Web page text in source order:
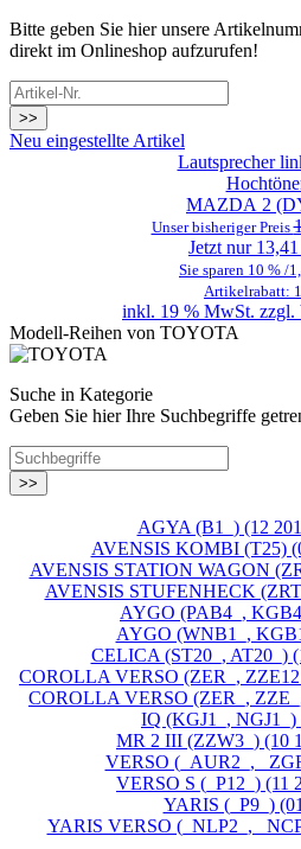
Bitte geben Sie hier unsere
direkt im Onlineshop aufzurufen!
>>
Neu eingestellte Artikel
Lautsprecher
MAZDA 2
Unser bisheriger Preis
Jetzt nur
Sie sparen 10 % /
Artikelrabatt:
inkl. 19 % MwSt. zzgl.
Modell-Reihen von TOYOTA
Suche in Kategorie
Geben Sie hier Ihre Suchbegriffe
>>
AGYA (B1_) (12
AVENSIS KOMBI (T25)
AVENSIS STATION WAGON
AVENSIS STUFENHECK
AYGO (PAB4_,
AYGO (WNB1_,
CELICA (ST20_, AT20_)
COROLLA VERSO (ZER_,
COROLLA VERSO (ZER_,
IQ (KGJ1_, NGJ1_)
MR 2 III (ZZW3_) (10
VERSO (_AUR2_,
VERSO S (_P12_) (11
YARIS (_P9_)
YARIS VERSO (_NLP2_,